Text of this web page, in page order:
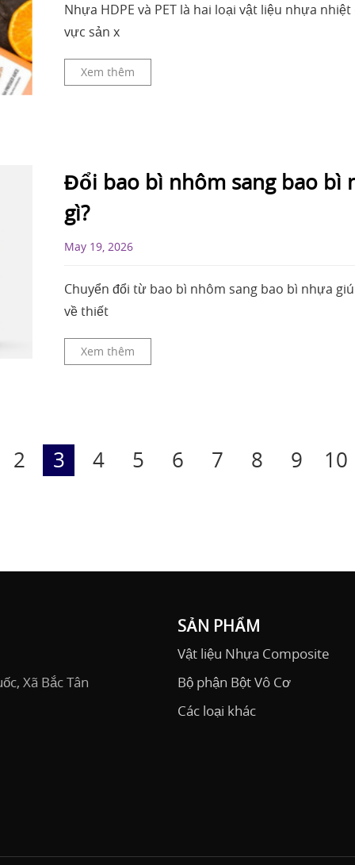
Nhựa HDPE và PET là hai loại vật liệu nhựa
vực sản x
Xem thêm
Đổi bao bì nhôm sang bao bì
gì?
May 19, 2026
Chuyển đổi từ bao bì nhôm sang bao bì nhựa
về thiết
Xem thêm
2 3 4 5 6 7 8 9 10
SẢN PHẨM
Vật liệu Nhựa Composite
Bộ phận Bột Vô Cơ
Các loại khác
Xã Bắc Tân